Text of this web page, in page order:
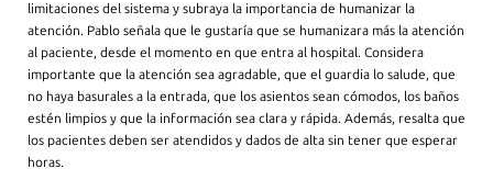
limitaciones del sistema y subraya la importancia de humanizar la
atención. Pablo señala que le gustaría que se humanizara más la atención
al paciente, desde el momento en que entra al hospital. Considera
importante que la atención sea agradable, que el guardia lo salude, que
no haya basurales a la entrada, que los asientos sean cómodos, los baños
estén limpios y que la información sea clara y rápida. Además, resalta que
los pacientes deben ser atendidos y dados de alta sin tener que esperar
horas.